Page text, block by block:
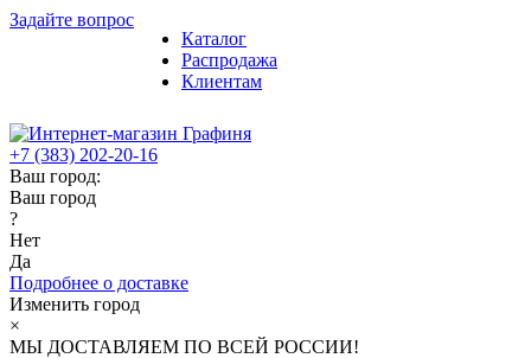
Задайте вопрос
Каталог
Распродажа
Клиентам
+7 (383) 202-20-16
Ваш город:
Ваш город
?
Нет
Да
Подробнее о доставке
Изменить город
×
МЫ ДОСТАВЛЯЕМ ПО ВСЕЙ РОССИИ!